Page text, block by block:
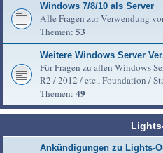
Windows 7/8/10 als Server
Alle Fragen zur Verwendung
Themen: 53
Weitere Windows Server
Für Fragen zu allen Windows
R2 / 2012 / etc., Foundation /
Themen: 49
Ankündigungen zu Lights-